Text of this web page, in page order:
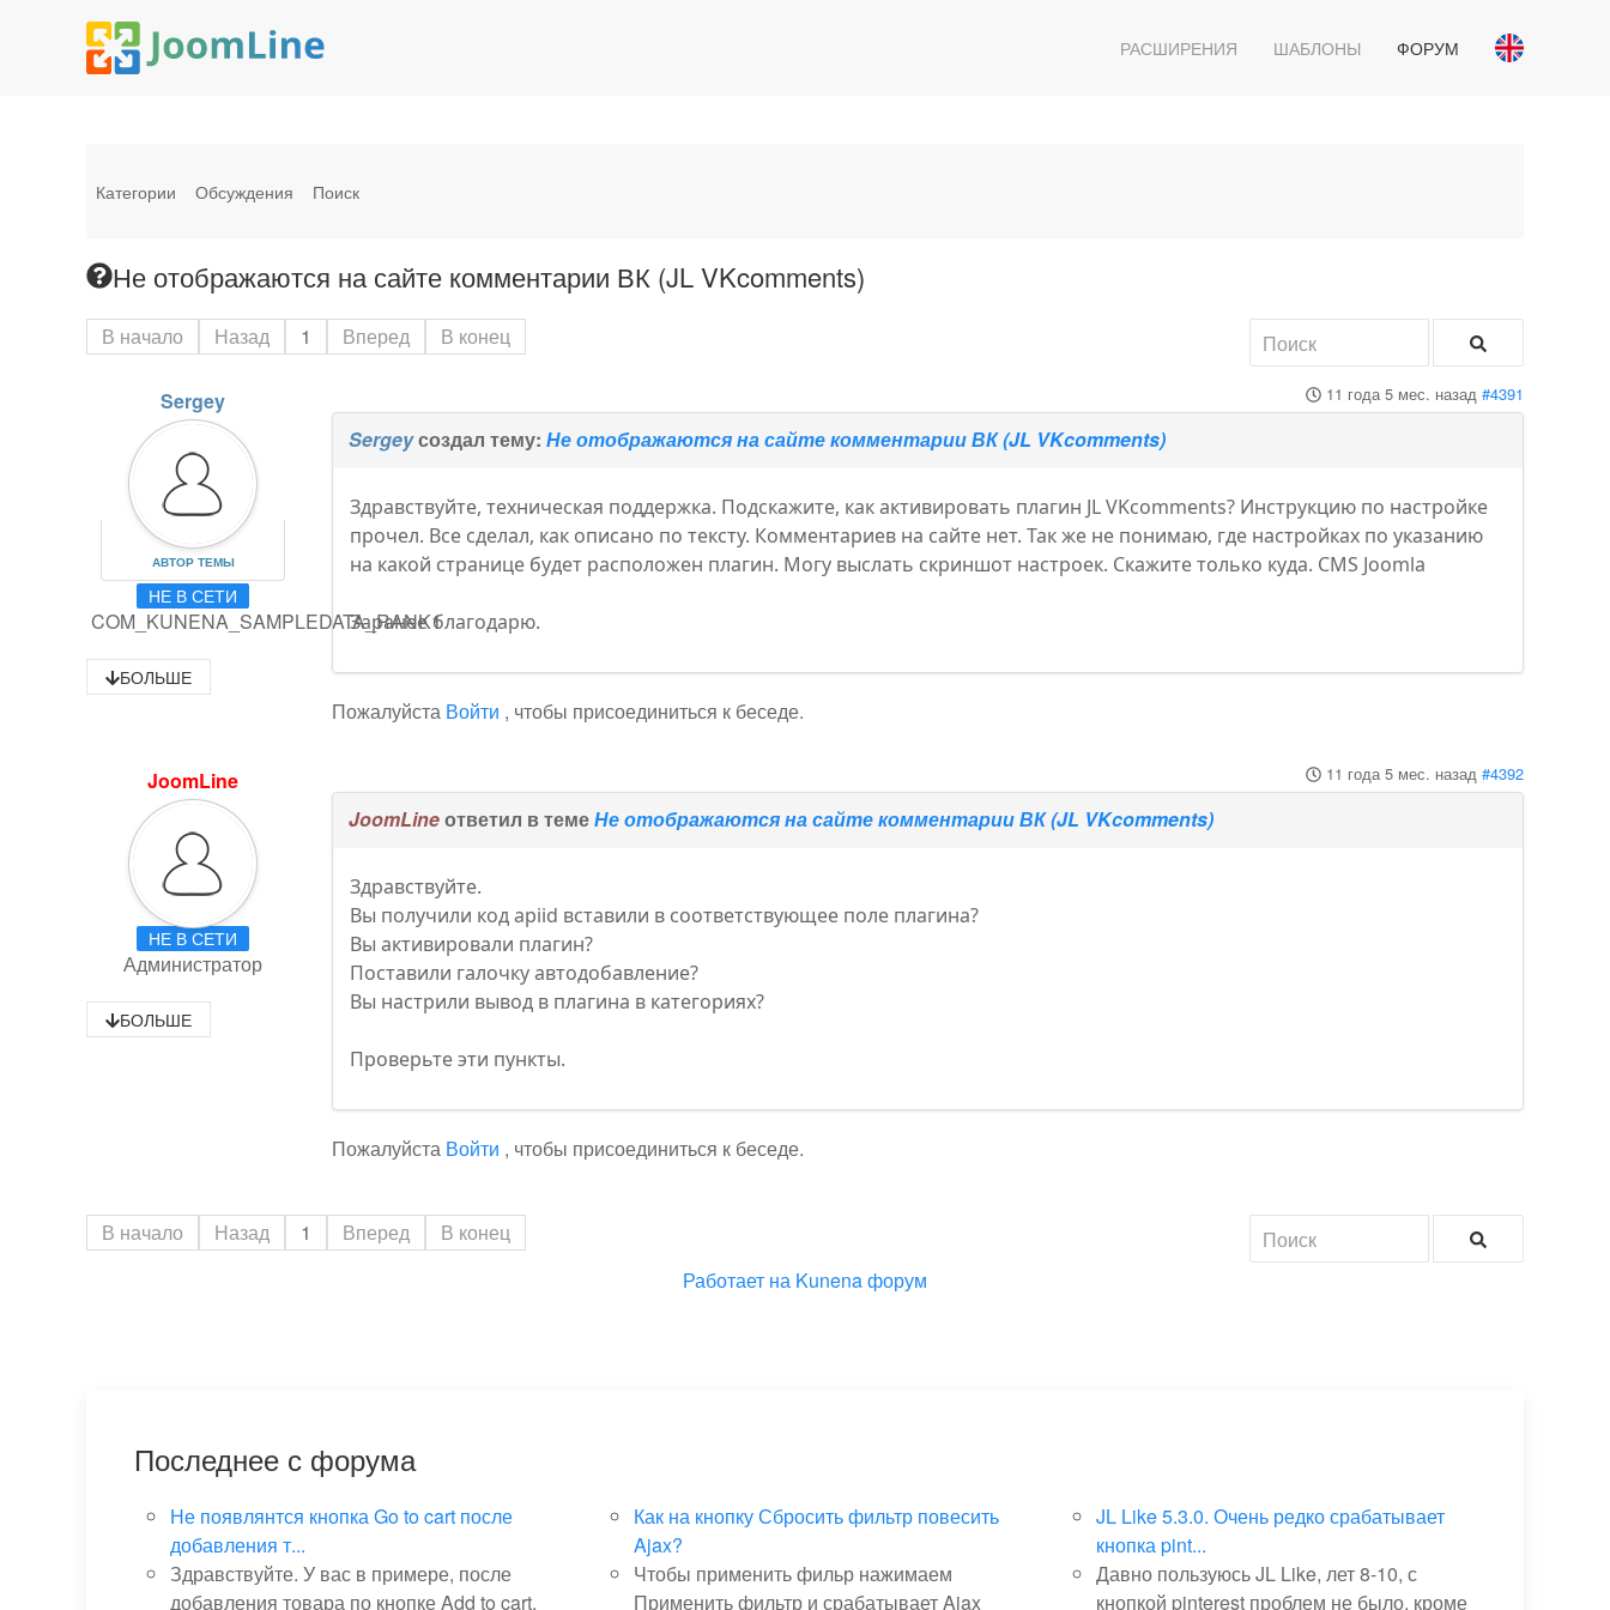
РАСШИРЕНИЯ ШАБЛОНЫ ФОРУМ
Категории Обсуждения Поиск
Не отображаются на сайте комментарии ВК (JL VKcomments)
В начало Назад 1 Вперед В конец
Sergey
АВТОР ТЕМЫ
НЕ В СЕТИ
COM_KUNENA_SAMPLEDATA_RANK1
БОЛЬШЕ
11 года 5 мес. назад #4391
Sergeyсоздал тему:Не отображаются на сайте комментарии ВК (JL VKcomments)
Здравствуйте, техническая поддержка. Подскажите, как активировать плагин JL VKcomments? Инструкцию по настройке
прочел. Все сделал, как описано по тексту. Комментариев на сайте нет. Так же не понимаю, где настройках по указанию
на какой странице будет расположен плагин. Могу выслать скриншот настроек. Скажите только куда. CMS Joomla
Заранее благодарю.
Пожалуйста Войти , чтобы присоединиться к беседе.
JoomLine
НЕ В СЕТИ
Администратор
БОЛЬШЕ
11 года 5 мес. назад #4392
JoomLineответил в темеНе отображаются на сайте комментарии ВК (JL VKcomments)
Здравствуйте.
Вы получили код apiid вставили в соответствующее поле плагина?
Вы активировали плагин?
Поставили галочку автодобавление?
Вы настрили вывод в плагина в категориях?
Проверьте эти пункты.
Пожалуйста Войти , чтобы присоединиться к беседе.
В начало Назад 1 Вперед
В конец
Работает на Kunena форум
Последнее с форума
Не появлянтся кнопка Go to cart после
добавления т...
Здравствуйте. У вас в примере, после
добавления товара по кнопке Add to cart,
Как на кнопку Сбросить фильтр повесить
Ajax?
Чтобы применить фильр нажимаем
Применить фильтр и срабатывает Ajax
JL Like 5.3.0. Очень редко срабатывает
кнопка pint...
Давно пользуюсь JL Like, лет 8-10, с
кнопкой pinterest проблем не было, кроме